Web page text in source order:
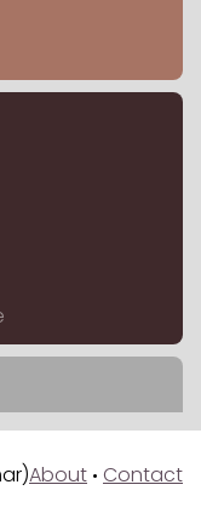
About • Contact